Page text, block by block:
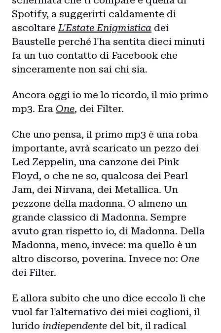
Spotify, a suggerirti caldamente di
ascoltareL'Estate Enigmistica dei
Baustelle perché l'ha sentita dieci minuti
fa un tuo contatto di Facebook che
sinceramente non sai chi sia.
Ancora oggi io me lo ricordo, il mio primo
mp3. Era One, dei Filter.
Che uno pensa, il primo mp3 è una roba
importante, avrà scaricato un pezzo dei
Led Zeppelin, una canzone dei Pink
Floyd, o che ne so, qualcosa dei Pearl
Jam, dei Nirvana, dei Metallica. Un
pezzone della madonna. O almeno un
grande classico di Madonna. Sempre
avuto gran rispetto io, di Madonna. Della
Madonna, meno, invece: ma quello è un
altro discorso, poverina. Invece no: One
dei Filter.
E allora subito che uno dice eccolo lì che
vuol far l'alternativo dei miei coglioni, il
lurido indiependente del bit, il radical